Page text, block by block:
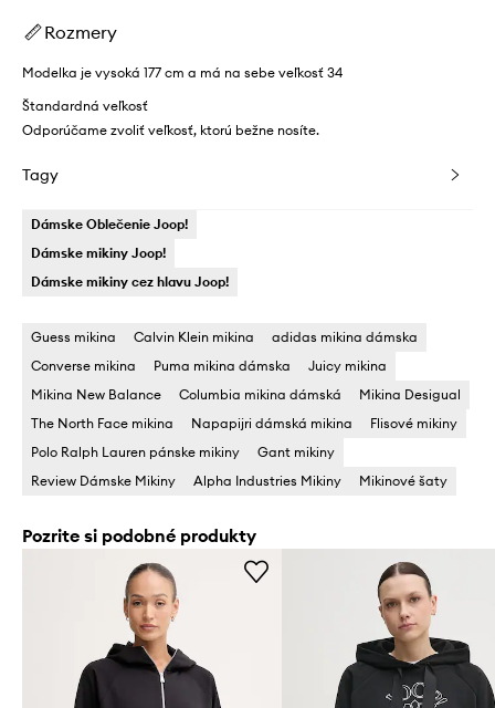
Rozmery
Modelka je vysoká 177 cm a má na sebe veľkosť 34
Štandardná veľkosť
Odporúčame zvoliť veľkosť, ktorú bežne nosíte.
Tagy
Dámske Oblečenie Joop!
Dámske mikiny Joop!
Dámske mikiny cez hlavu Joop!
Guess mikina Calvin Klein mikina
adidas mikina dámska
Converse mikina
Puma mikina dámska
Juicy mikina
Mikina New Balance
Columbia mikina dámská
Mikina Desigual
The North Face mikina
Napapijri dámská mikina
Flisové mikiny
Polo Ralph Lauren pánske mikiny
Gant mikiny
Review Dámske Mikiny
Alpha Industries Mikiny Mikinové šaty
Pozrite si podobné produkty